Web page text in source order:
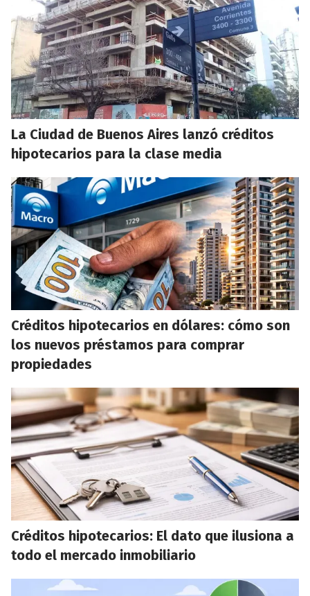
La Ciudad de Buenos Aires lanzó créditos
hipotecarios para la clase media
Créditos hipotecarios en dólares: cómo son
los nuevos préstamos para comprar
propiedades
Créditos hipotecarios: El dato que ilusiona a
todo el mercado inmobiliario